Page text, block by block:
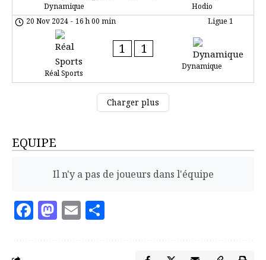
Dynamique
Hodio
Ligue 1
20 Nov 2024 - 16 h 00 min
Réal Sports
1 1
Dynamique
Charger plus
EQUIPE
Il n'y a pas de joueurs dans l'équipe
Facebook
Mastodon
Email